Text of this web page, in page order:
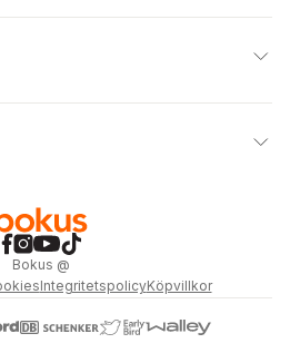
Bokus @
IntegritetspolicyKöpvillkor